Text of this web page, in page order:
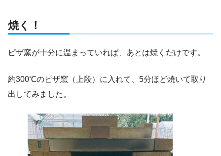
焼く！
ピザ窯が十分に温まっていれば、あとは焼くだけです。
約300℃のピザ窯（上段）に入れて、5分ほど焼いて取り
出してみました。